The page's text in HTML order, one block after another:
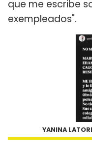
que me escribe
exempleados".
YANINA